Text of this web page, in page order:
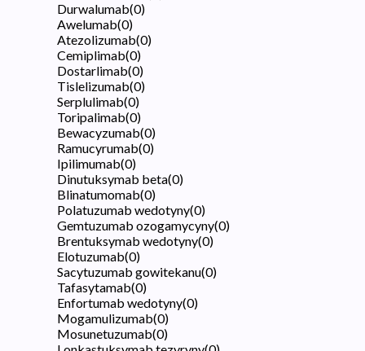
Durwalumab(0)
Awelumab(0)
Atezolizumab(0)
Cemiplimab(0)
Dostarlimab(0)
Tislelizumab(0)
Serplulimab(0)
Toripalimab(0)
Bewacyzumab(0)
Ramucyrumab(0)
Ipilimumab(0)
Dinutuksymab beta(0)
Blinatumomab(0)
Polatuzumab wedotyny(0)
Gemtuzumab ozogamycyny(0)
Brentuksymab wedotyny(0)
Elotuzumab(0)
Sacytuzumab gowitekanu(0)
Tafasytamab(0)
Enfortumab wedotyny(0)
Mogamulizumab(0)
Mosunetuzumab(0)